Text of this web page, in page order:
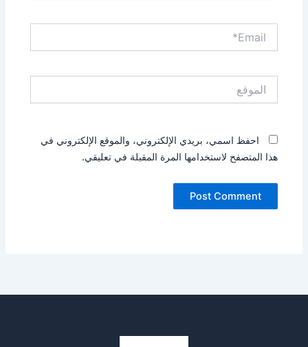
احفظ اسمي، بريدي الإلكتروني، والموقع الإلكتروني في
هذا المتصفح لاستخدامها المرة المقبلة في تعليقي.